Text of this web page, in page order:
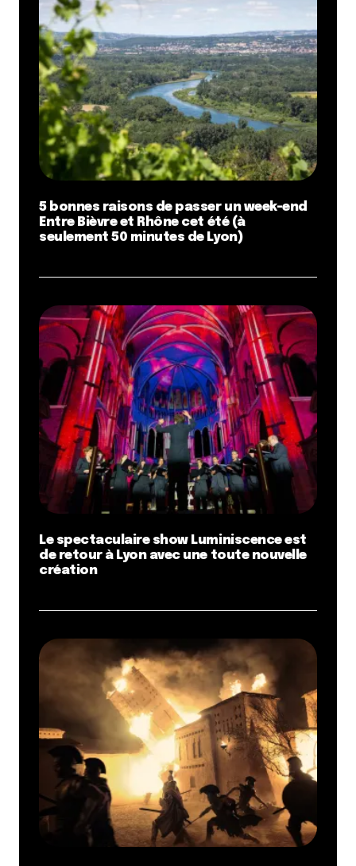
5 bonnes raisons de passer un week-end
Entre Bièvre et Rhône cet été (à
seulement 50 minutes de Lyon)
Le spectaculaire show Luminiscence est
de retour à Lyon avec une toute nouvelle
création